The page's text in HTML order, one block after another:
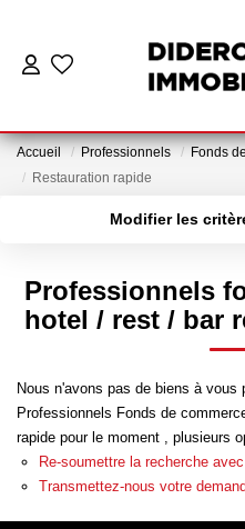
Espace
NOTRE
Accueil Professionnels Fonds
Restauration rapide
Modifier les
Surface min
Professionnels
hotel / rest / bar
Nous n'avons pas de biens à vous
Professionnels Fonds de
rapide pour le moment , plusieurs
Re-soumettre la recherche
Transmettez-nous votre